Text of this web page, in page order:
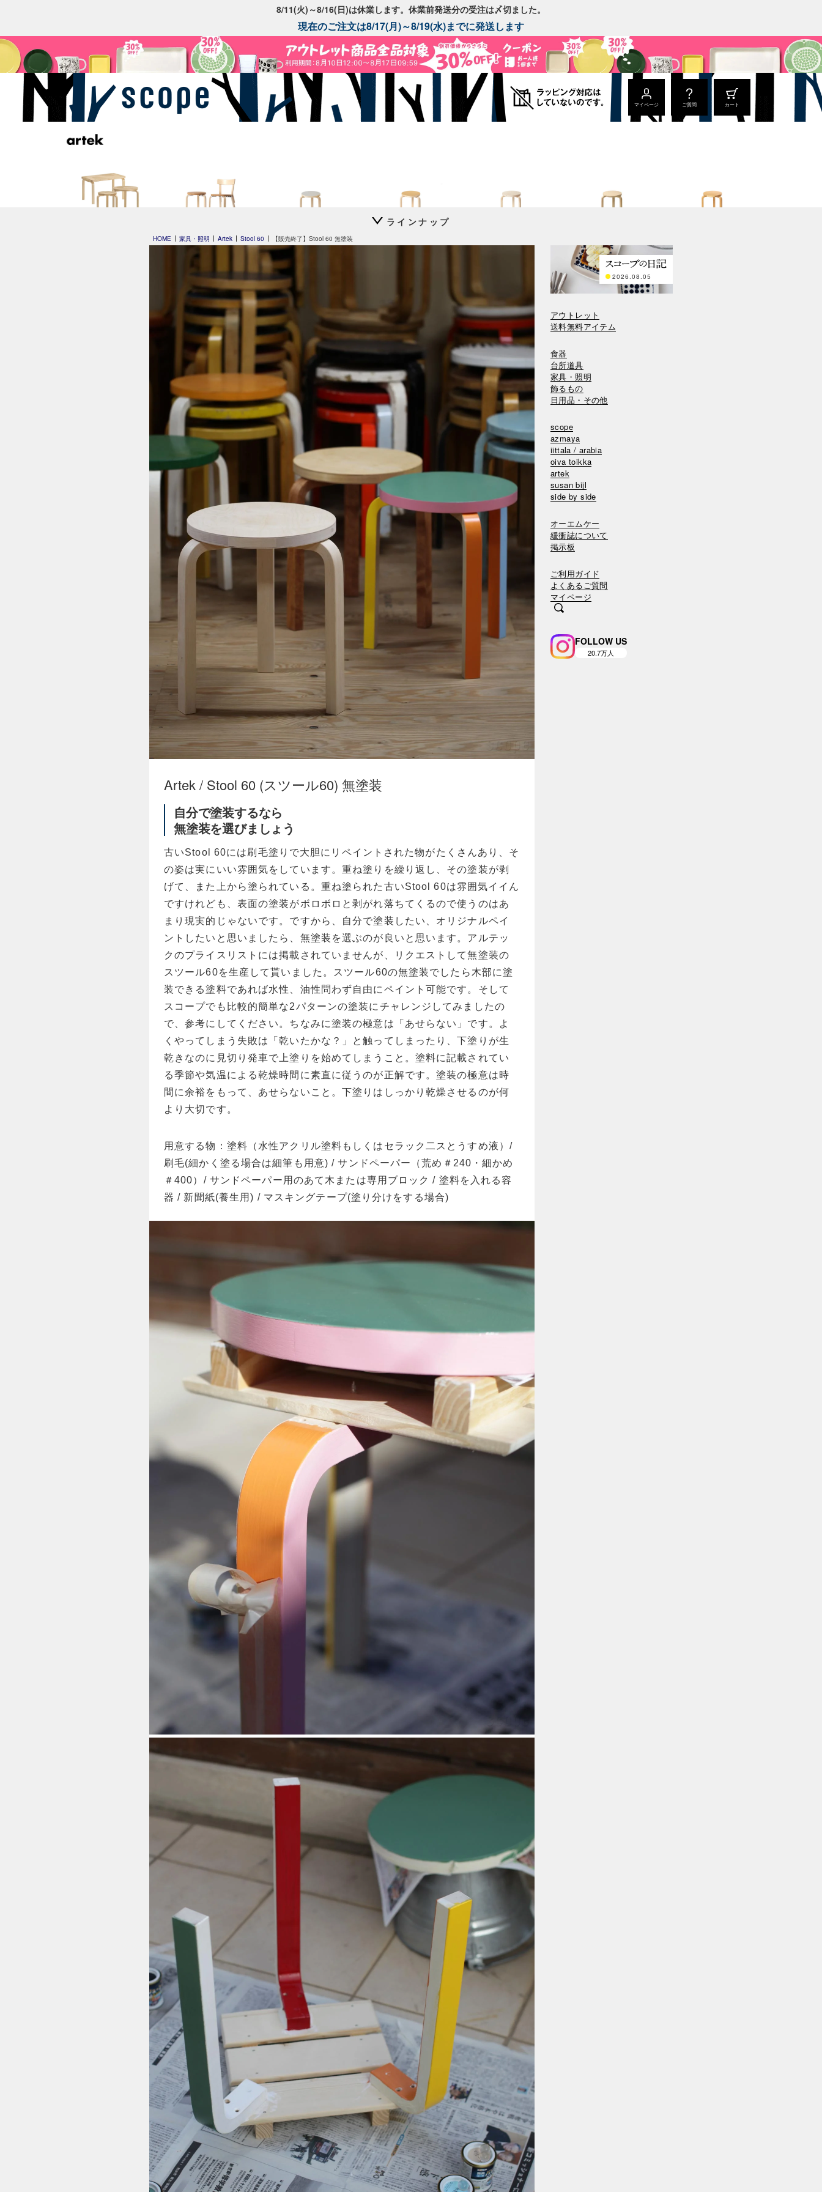
8/11(火)～8/16(日)は休業します。休業前発送分の受注は〆切ました。
現在のご注文は8/17(月)～8/19(水)までに発送します
マイページ ご質問 カート
by scope 2023
別注リノリウム
ラインナップ
HOME 家具・照明 Artek Stool 60 【販売終了】Stool 60 無塗装
Artek / Stool 60 (スツール60) 無塗装
自分で塗装するなら
無塗装を選びましょう
古いStool 60には刷毛塗りで大胆にリペイントされた物がたくさんあり、そ
の姿は実にいい雰囲気をしています。重ね塗りを繰り返し、その塗装が剥
げて、また上から塗られている。重ね塗られた古いStool 60は雰囲気イイん
ですけれども、表面の塗装がボロボロと剥がれ落ちてくるので使うのはあ
まり現実的じゃないです。ですから、自分で塗装したい、オリジナルペイ
ントしたいと思いましたら、無塗装を選ぶのが良いと思います。アルテッ
クのプライスリストには掲載されていませんが、リクエストして無塗装の
スツール60を生産して貰いました。スツール60の無塗装でしたら木部に塗
装できる塗料であれば水性、油性問わず自由にペイント可能です。そして
スコープでも比較的簡単な2パターンの塗装にチャレンジしてみましたの
で、参考にしてください。ちなみに塗装の極意は「あせらない」です。よ
くやってしまう失敗は「乾いたかな？」と触ってしまったり、下塗りが生
乾きなのに見切り発車で上塗りを始めてしまうこと。塗料に記載されてい
る季節や気温による乾燥時間に素直に従うのが正解です。塗装の極意は時
間に余裕をもって、あせらないこと。下塗りはしっかり乾燥させるのが何
より大切です。
用意する物：塗料（水性アクリル塗料もしくはセラック二スとうすめ液）/
刷毛(細かく塗る場合は細筆も用意) / サンドペーパー（荒め＃240・細かめ
＃400）/ サンドペーパー用のあて木または専用ブロック / 塗料を入れる容
器 / 新聞紙(養生用) / マスキングテープ(塗り分けをする場合)
2026.08.05
アウトレット
送料無料アイテム
食器
台所道具
家具・照明
飾るもの
日用品・その他
scope
azmaya
iittala / arabia
oiva toikka
artek
susan bijl
side by side
オーエムケー
緩衝誌について
掲示板
ご利用ガイド
よくあるご質問
マイページ
FOLLOW US